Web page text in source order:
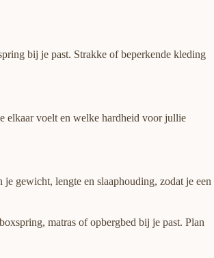
bij je past. Strakke of beperkende kleding
elkaar voelt en welke hardheid voor jullie
gewicht, lengte en slaaphouding, zodat je een
matras of opbergbed bij je past. Plan